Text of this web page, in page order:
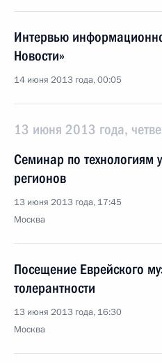
Интервью
Новости»
14 июня 2013 года, 00:05
13 июня 2013 года,
Семинар по технологиям
регионов
13 июня 2013 года, 17:45
Москва
Посещение Еврейского
толерантности
13 июня 2013 года, 16:30
Москва